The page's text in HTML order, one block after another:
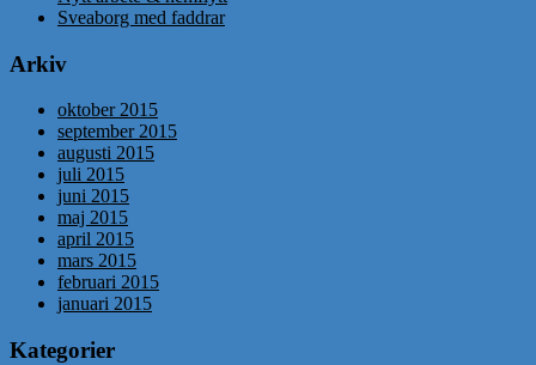
Sveaborg med faddrar
Arkiv
oktober 2015
september 2015
augusti 2015
juli 2015
juni 2015
maj 2015
april 2015
mars 2015
februari 2015
januari 2015
Kategorier